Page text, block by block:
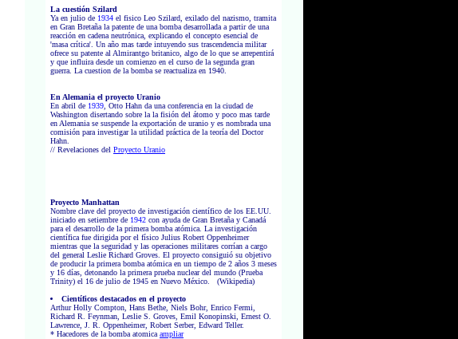
La cuestión Szilard
Ya en julio de 1934 el fisico Leo Szilard, exilado del nazismo, tramita
en Gran Bretaña la patente de una bomba desarrollada a partir de una
reacción en cadena neutrónica, explicando el concepto esencial de
'masa crítica'. Un año mas tarde intuyendo sus trascendencia militar
ofrece su patente al Almirantgo britanico, algo de lo que se arrepentirá
y que influira desde un comienzo en el curso de la segunda gran
guerra. La cuestion de la bomba se reactualiza en 1940.
En Alemania el proyecto Uranio
En abril de 1939 , Otto Hahn da una conferencia en la ciudad de
Washington disertando sobre la la fisión del átomo y poco mas tarde
en Alemania se suspende la exportación de uranio y es nombrada una
comisión para investigar la utilidad práctica de la teoría del Doctor
Hahn.
// Revelaciones del Proyecto Uranio
Proyecto Manhattan
Nombre clave del proyecto de investigación científico de los EE.UU.
iniciado en setiembre de 1942 con ayuda de Gran Bretaña y Canadá
para el desarrollo de la primera bomba atómica. La investigación
científica fue dirigida por el físico Julius Robert Oppenheimer
mientras que la seguridad y las operaciones militares corrían a cargo
del general Leslie Richard Groves. El proyecto consiguió su objetivo
de producir la primera bomba atómica en un tiempo de 2 años 3 meses
y 16 días, detonando la primera prueba nuclear del mundo (Prueba
Trinity) el 16 de julio de 1945 en Nuevo México. (Wikipedia)
Científicos destacados en el proyecto
Arthur Holly Compton, Hans Bethe, Niels Bohr, Enrico Fermi,
Richard R. Feynman, Leslie S. Groves, Emil Konopinski, Ernest O.
Lawrence, J. R. Oppenheimer, Robert Serber, Edward Teller.
* Hacedores de la bomba atomica ampliar